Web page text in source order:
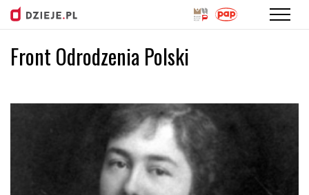
Przejdź
do
Front Odrodzenia Polski